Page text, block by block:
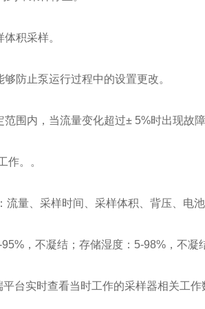
积采样。
防止泵运行过程中的设置更改。
围内，当流量变化超过± 5%时出现故障
作。。
流量、采样时间、采样体积、背压、电
，不凝结；存储湿度：5-98%，不凝
台实时查看当时工作的采样器相关工作